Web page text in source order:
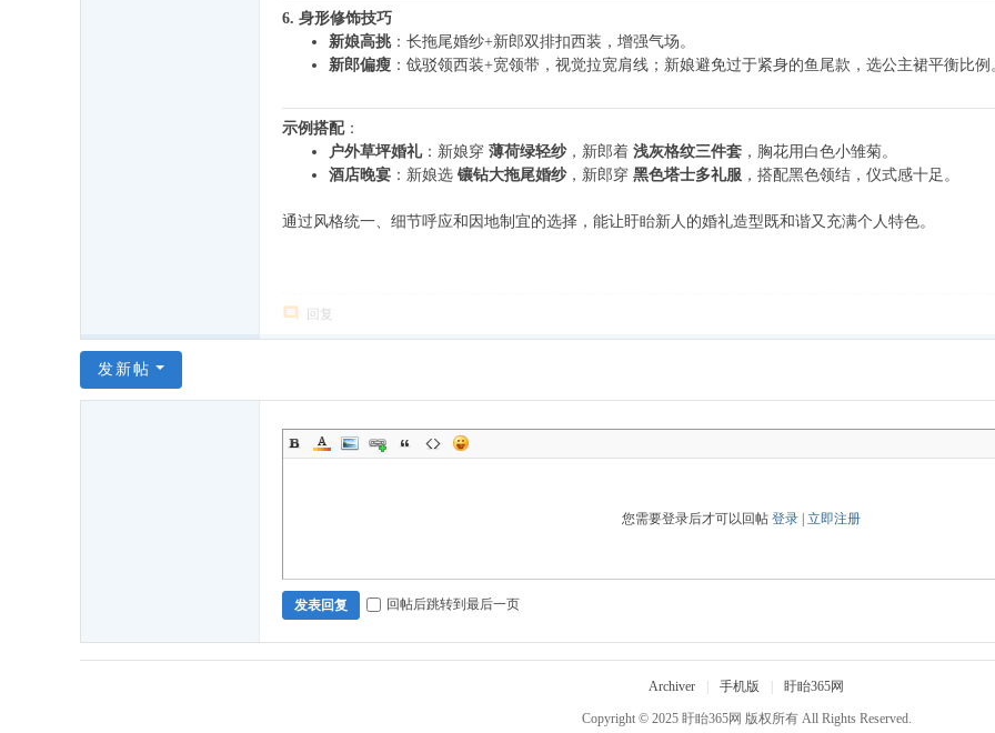
6. 身形修饰技巧
新娘高挑：长拖尾婚纱+新郎双排扣西装，增强气场。
新郎偏瘦 ：戗驳领西装+宽领带，视觉拉宽肩线；新娘避免过于紧身的鱼尾款，选公主裙平衡比例
示例搭配：
户外草坪婚礼：新娘穿 薄荷绿轻纱，新郎着 浅灰格纹三件套 ，胸花用白色小雏菊。
酒店晚宴 ：新娘选 镶钻大拖尾婚纱，新郎穿 黑色塔士多礼服 ，搭配黑色领结，仪式感十足。
通过风格统一、细节呼应和因地制宜的选择，能让盱眙新人的婚礼造型既和谐又充满个人特色。
回复
发新帖
您需要登录后才可以回帖 登录 立即注册
发表回复 回帖后跳转到最后一页
Archiver 手机版 盱眙365网
Copyright © 2025 盱眙365网 版权所有 All Rights Reserved.